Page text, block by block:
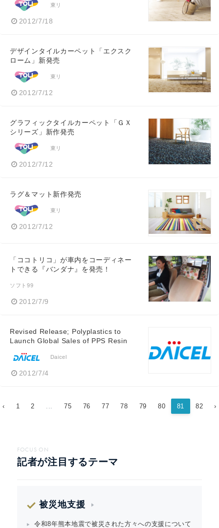
東リ
2012/7/18
デザインタイルカーペット「エクスク
ローム」新発売
東リ
2012/7/12
グラフィックタイルカーペット「ＧＸ
シリーズ」新作発売
東リ
2012/7/12
ラグ＆マット新作発売
東リ
2012/7/12
「ココトリコ」が車内をコーディネー
トできる『バンダナ』を発売！
ソフト99
2012/7/9
Revised Release; Polyplastics to
Launch Global Sales of PPS Resin
Daicel
2012/7/4
‹ 1 2 ... 75 76 77 78 79 80 81 82 ›
FOCUS ON
記者が注目するテーマ
被災地支援
令和8年熊本地震で被災された方々への支援について